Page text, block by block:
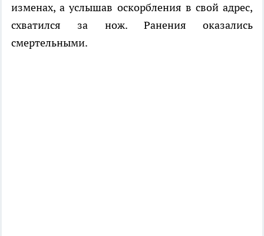
изменах, а услышав оскорбления в свой адрес,
схватился за нож. Ранения оказались
смертельными.